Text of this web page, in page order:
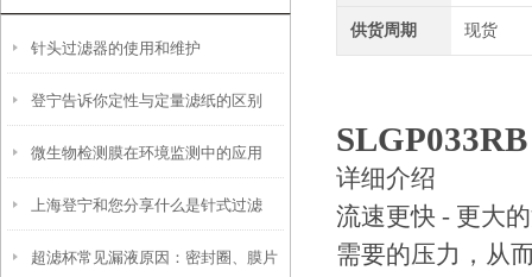
针头过滤器的使用和维护
登宁告诉你定性与定量滤纸的区别
微生物检测膜在环境监测中的应用
上海登宁和您分享什么是针式过滤
器？
超滤杯常见漏液原因：密封圈、膜片
供货周期 现货
详细介绍
流速更快 - 更大
需要的压力，从